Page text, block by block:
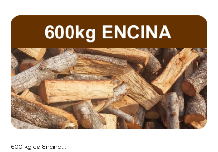
600 kg de Encina...